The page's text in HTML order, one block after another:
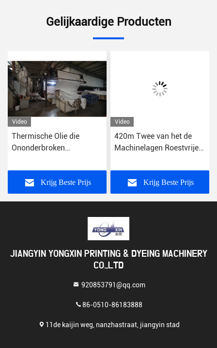
Gelijkaardige Producten
Video
Thermische Olie die
Ononderbroken
voor Op hoge temperatuur
verwarmtKrijg Beste Prijs
Video
420m Twee van het de
Machinelagen Roestvrije
Lijnstoomboot
Krijg Beste Prijs
JIANGYIN YONGXIN PRINTING & DYEING MACHINERY
CO.,LTD
920853791@qq.com
86-0510-86183888
11de kaijin weg, nanzhastraat, jiangyin stad